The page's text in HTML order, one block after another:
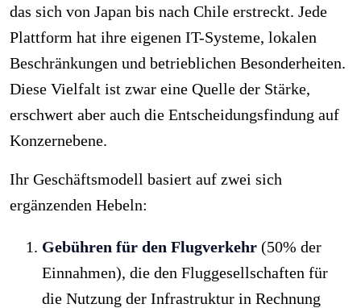
das sich von Japan bis nach Chile erstreckt. Jede
Plattform hat ihre eigenen IT-Systeme, lokalen
Beschränkungen und betrieblichen Besonderheiten.
Diese Vielfalt ist zwar eine Quelle der Stärke,
erschwert aber auch die Entscheidungsfindung auf
Konzernebene.
Ihr Geschäftsmodell basiert auf zwei sich
ergänzenden Hebeln:
Gebühren für den Flugverkehr (50% der
Einnahmen), die den Fluggesellschaften für
die Nutzung der Infrastruktur in Rechnung